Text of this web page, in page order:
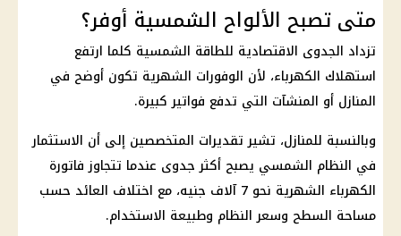
متى تصبح الألواح الشمسية أوفر؟
تزداد الجدوى الاقتصادية للطاقة الشمسية كلما ارتفع
استهلاك الكهرباء، لأن الوفورات الشهرية تكون أوضح في
المنازل أو المنشآت التي تدفع فواتير كبيرة.
وبالنسبة للمنازل، تشير تقديرات المتخصصين إلى أن الاستثمار
في النظام الشمسي يصبح أكثر جدوى عندما تتجاوزفاتورة
الكهرباء
الشهرية نحو 7 آلاف جنيه، مع اختلاف العائد حسب
مساحة السطح وسعر النظام وطبيعة الاستخدام.